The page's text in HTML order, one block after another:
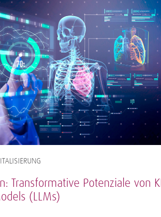
Transformative Potenziale von KI
(LLMs)